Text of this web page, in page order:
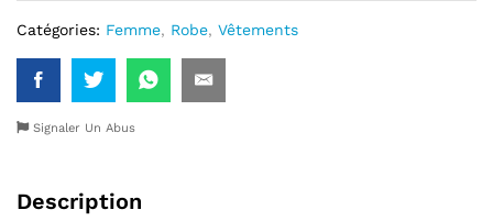
Catégories: Femme, Robe, Vêtements
Signaler Un Abus
Description